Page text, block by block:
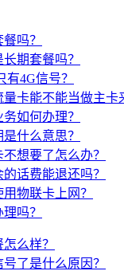
吗？
期套餐吗？
有4G信号？
卡能不能当做主卡
如何办理？
什么意思？
想要了怎么办？
话费能退还吗？
物联卡上网？
吗？
么样？
了是什么原因？